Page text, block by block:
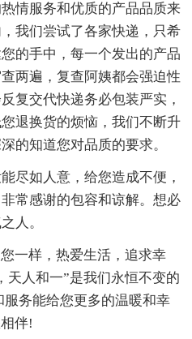
情服务和优质的产品品质来
我们尝试了各家快递，只希
的手中，每一个发出的产品
两遍，复查阿姨都会强迫性
复交代快递务必包装严实，
退换货的烦恼，我们不断升
的知道您对品质的要求。
尽如人意，给您造成不便，
常感谢的包容和谅解。想必
人。
一样，热爱生活，追求幸
天人和一”是我们永恒不变的
务能给您更多的温暖和幸
伴!